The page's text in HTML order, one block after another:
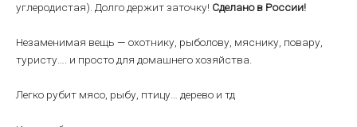
углеродистая). Долго держит заточку! Сделано в России!
Незаменимая вещь — охотнику, рыболову, мяснику, повару,
туристу…. и просто для домашнего хозяйства.
Легко рубит мясо, рыбу, птицу… дерево и тд